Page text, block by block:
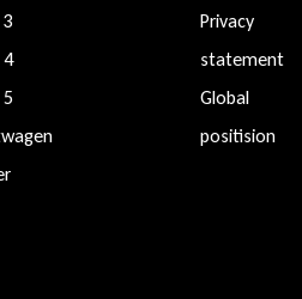
4
Privacy
statement
Global
positision